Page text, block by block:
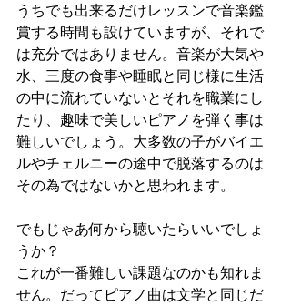
うちでも出来るだけレッスンで音楽鑑
賞する時間も設けていますが、それで
は充分ではありません。音楽が大気や
水、三度の食事や睡眠と同じ様に生活
の中に流れていないとそれを職業にし
たり、趣味で美しいピアノを弾く事は
難しいでしょう。大多数の子がバイエ
ルやチェルニーの途中で脱落するのは
その為ではないかと思われます。
でもじゃあ何から聴いたらいいでしょ
うか？
これが一番難しい課題なのかも知れま
せん。だってピアノ曲は文学と同じだ